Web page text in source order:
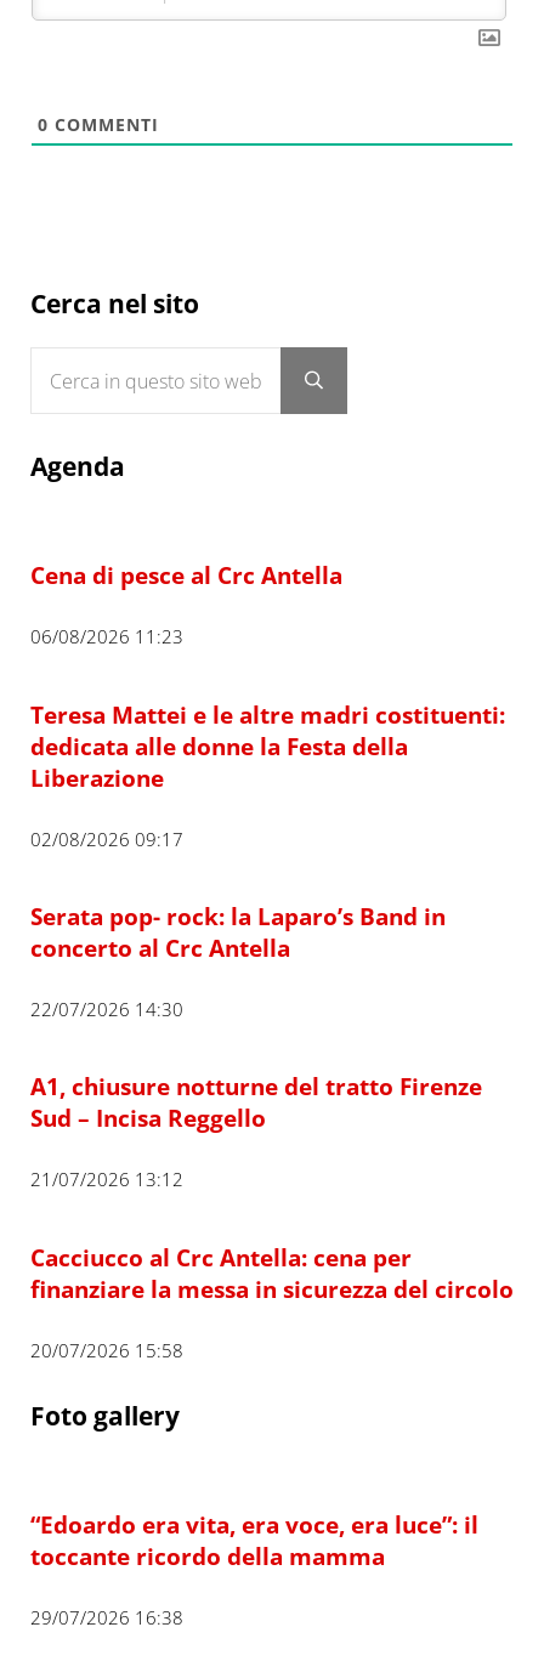
0 COMMENTI
Sidebar
Cerca nel sito
Submit search
Agenda
Cena di pesce al Crc Antella
06/08/2026 11:23
Teresa Mattei e le altre madri costituenti:
dedicata alle donne la Festa della
Liberazione
02/08/2026 09:17
Serata pop- rock: la Laparo’s Band in
concerto al Crc Antella
22/07/2026 14:30
A1, chiusure notturne del tratto Firenze
Sud – Incisa Reggello
21/07/2026 13:12
Cacciucco al Crc Antella: cena per
finanziare la messa in sicurezza del circolo
20/07/2026 15:58
Foto gallery
“Edoardo era vita, era voce, era luce”: il
toccante ricordo della mamma
29/07/2026 16:38